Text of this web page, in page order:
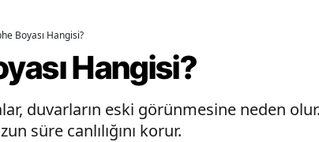
Boyası Hangisi?
Hangisi?
duvarların eski görünmesine neden
süre canlılığını korur.